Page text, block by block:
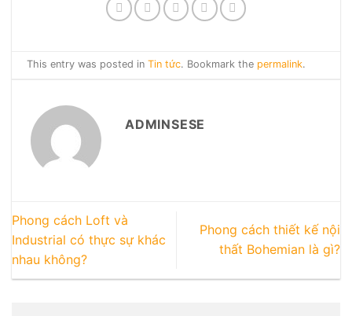
This entry was posted inTin tức. Bookmark the permalink.
ADMINSESE
Phong cách Loft và
Industrial có thực sự khác
nhau không?
Phong cách thiết kế nội
thất Bohemian là gì?